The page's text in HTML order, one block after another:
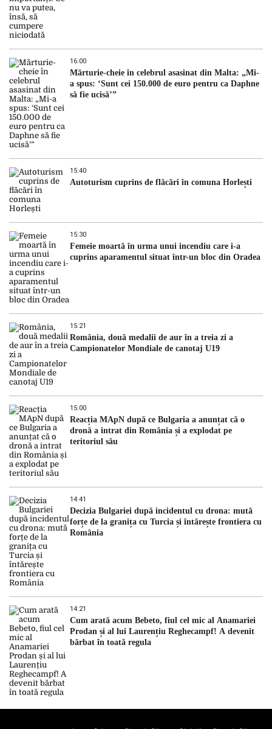
16:00
Mărturie-cheie în celebrul asasinat din Malta: „Mi-
a spus: ‘Sunt cei 150.000 de euro pentru ca Daphne
să fie ucisă’”
15:40
Autoturism cuprins de flăcări în comuna Horlești
15:30
Femeie moartă în urma unui incendiu care i-a
cuprins aparamentul situat într-un bloc din Oradea
15:21
România, două medalii de aur în a treia zi a
Campionatelor Mondiale de canotaj U19
15:00
Reacția MApN după ce Bulgaria a anunțat că o
dronă a intrat din România și a explodat pe
teritoriul său
14:41
Decizia Bulgariei după incidentul cu drona: mută
forțe de la granița cu Turcia și întărește frontiera cu
România
14:21
Cum arată acum Bebeto, fiul cel mic al Anamariei
Prodan și al lui Laurențiu Reghecampf! A devenit
bărbat în toată regula